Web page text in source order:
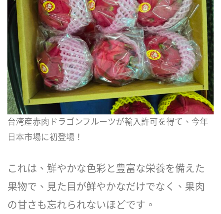
台湾産赤肉ドラゴンフルーツが輸入許可を得て、今年
日本市場に初登場！
これは、鮮やかな色彩と豊富な栄養を備えた
果物で、見た目が鮮やかなだけでなく、果肉
の甘さも忘れられないほどです。